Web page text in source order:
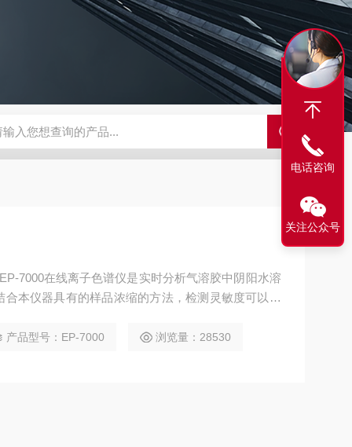
LX-60LX-60淋洗液发生器 EPFIA-120全自动流动注射分析仪
7000在线离子色谱仪是实时分析气溶胶中阴阳水溶
本仪器具有的样品浓缩的方法，检测灵敏度可以提
分析及监测气溶胶离子成分提供连续高精度的检测参
产品型号：EP-7000 浏览量：28530
电话咨询
关注公众号